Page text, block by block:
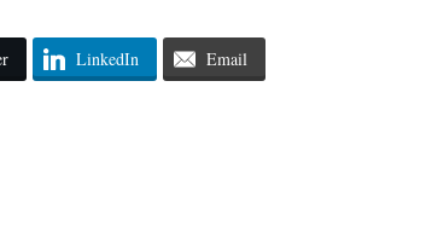
LinkedIn Email